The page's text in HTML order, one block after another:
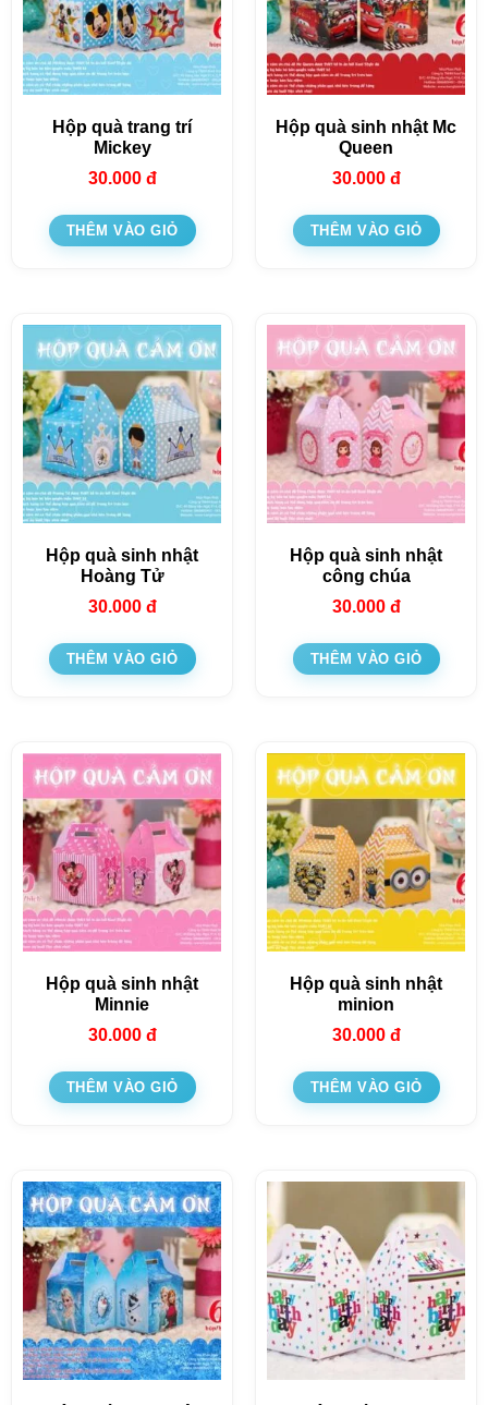
Hộp quà trang trí
Mickey
30.000 đ
THÊM VÀO GIỎ
Hộp quà sinh nhật Mc
Queen
30.000 đ
THÊM VÀO GIỎ
Hộp quà sinh nhật
Hoàng Tử
30.000 đ
THÊM VÀO GIỎ
Hộp quà sinh nhật
công chúa
30.000 đ
THÊM VÀO GIỎ
Hộp quà sinh nhật
Minnie
30.000 đ
THÊM VÀO GIỎ
Hộp quà sinh nhật
minion
30.000 đ
THÊM VÀO GIỎ